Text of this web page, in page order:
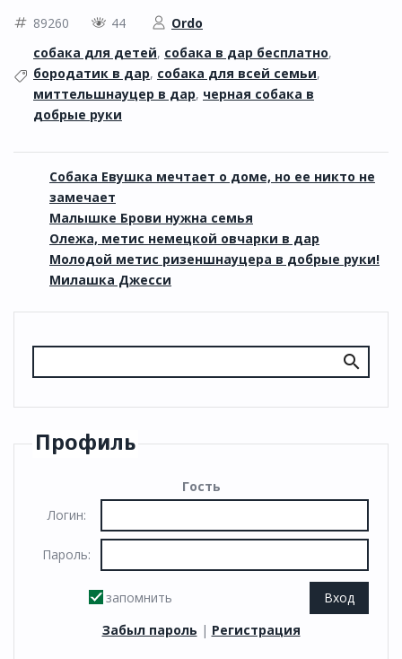
89260 44
Ordo
собака для детей, собака в дар бесплатно,
бородатик в дар, собака для всей семьи,
миттельшнауцер в дар, черная собака в
добрые руки
Собака Евушка мечтает о доме, но ее никто не
замечает
Малышке Брови нужна семья
Олежа, метис немецкой овчарки в дар
Молодой метис ризеншнауцера в добрые руки!
Милашка Джесси
Профиль
Гость
Логин:
Пароль:
запомнить
Забыл пароль | Регистрация